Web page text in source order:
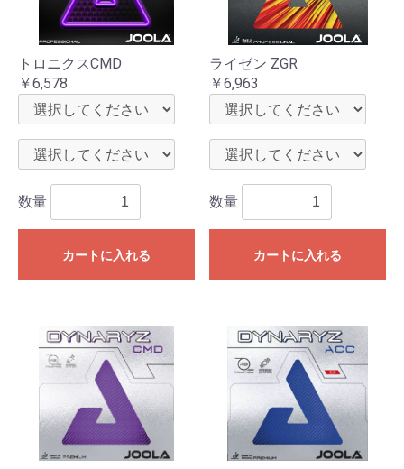
トロニクスCMD
￥6,578
数量
カートに入れる
ライゼン ZGR
￥6,963
数量
カートに入れる